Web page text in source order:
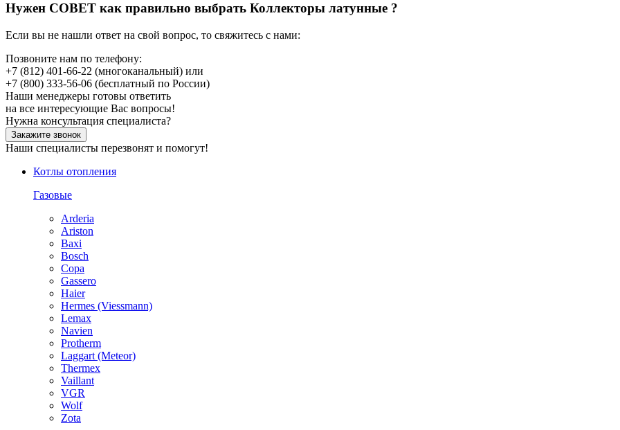
Нужен СОВЕТ как правильно выбрать Коллекторы латунные ?
Если вы не нашли ответ на свой вопрос, то свяжитесь с нами:
Позвоните нам по телефону:
+7 (812) 401-66-22 (многоканальный) или
+7 (800) 333-56-06 (бесплатный по России)
Наши менеджеры готовы ответить
на все интересующие Вас вопросы!
Нужна консультация специалиста?
Закажите звонок
Наши специалисты перезвонят и помогут!
Котлы отопления
Газовые
Arderia
Ariston
Baxi
Bosch
Copa
Gassero
Haier
Hermes (Viessmann)
Lemax
Navien
Protherm
Laggart (Meteor)
Thermex
Vaillant
VGR
Wolf
Zota